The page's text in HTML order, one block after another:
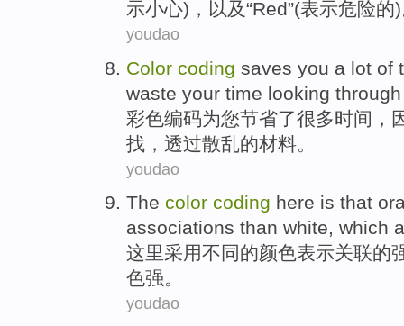
示小心)， 以及“Red”(表示危险的
youdao
Color coding saves you a lot of
waste your time looking through
彩色编码为您节省了很多时间 ，
找 ， 透过散乱的材料。
youdao
The color coding here is that
associations than white, which
这里采用不同的颜色表示关联的
色强。
youdao